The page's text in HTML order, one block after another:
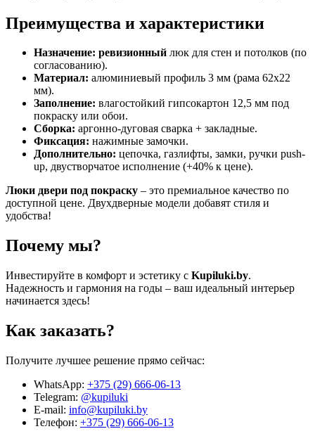
Преимущества и характеристики
Назначение: ревизионный люк для стен и потолков (по
согласованию).
Материал: алюминиевый профиль 3 мм (рама 62х22
мм).
Заполнение: влагостойкий гипсокартон 12,5 мм под
покраску или обои.
Сборка: аргонно-дуговая сварка + закладные.
Фиксация: нажимные замочки.
Дополнительно: цепочка, газлифты, замки, ручки push-
up, двустворчатое исполнение (+40% к цене).
Люки двери под покраску – это премиальное качество по
доступной цене. Двухдверные модели добавят стиля и
удобства!
Почему мы?
Инвестируйте в комфорт и эстетику с Kupiluki.by.
Надежность и гармония на годы – ваш идеальный интерьер
начинается здесь!
Как заказать?
Получите лучшее решение прямо сейчас:
WhatsApp: +375 (29) 666-06-13
Telegram: @kupiluki
E-mail: info@kupiluki.by
Телефон: +375 (29) 666-06-13